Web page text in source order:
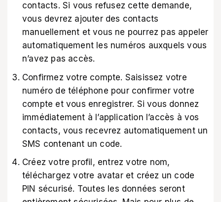
contacts. Si vous refusez cette demande,
vous devrez ajouter des contacts
manuellement et vous ne pourrez pas appeler
automatiquement les numéros auxquels vous
n’avez pas accès.
Confirmez votre compte. Saisissez votre
numéro de téléphone pour confirmer votre
compte et vous enregistrer. Si vous donnez
immédiatement à l’application l’accès à vos
contacts, vous recevrez automatiquement un
SMS contenant un code.
Créez votre profil, entrez votre nom,
téléchargez votre avatar et créez un code
PIN sécurisé. Toutes les données seront